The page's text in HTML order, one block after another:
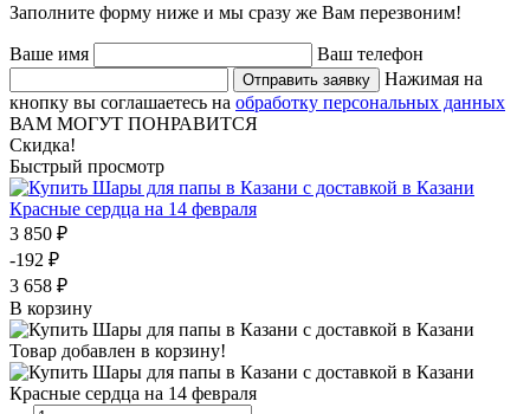
Заполните форму ниже и мы сразу же Вам перезвоним!
Ваше имя Ваш телефон
Отправить заявку
Нажимая на
кнопку вы соглашаетесь на обработку персональных данных
ВАМ МОГУТ ПОНРАВИТСЯ
Скидка!
Быстрый просмотр
Красные сердца на 14 февраля
3 850 ₽
-192 ₽
3 658 ₽
В корзину
Товар добавлен в корзину!
Красные сердца на 14 февраля